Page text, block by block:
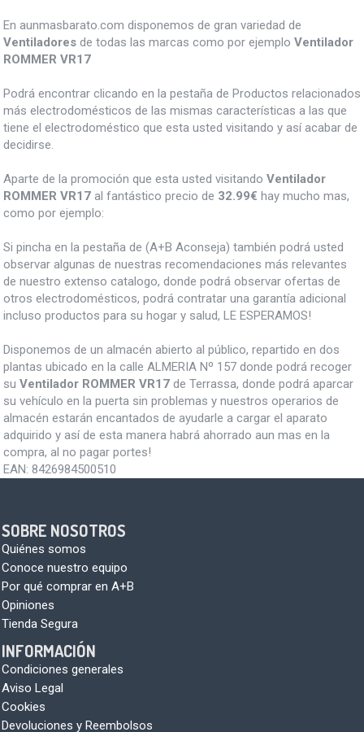
En aunmasbarato.com disponemos de gran variedad de
Ventiladores de todas las marcas como por ejemplo Ventilador
ROMMER VR17
Podrá encontrar clicando en la pestaña de Productos relacionados
más electrodomésticos de las mismas características a las que
tiene el electrodoméstico que esta usted visitando y así acabar de
decidirse.
Aparte de la promoción que esta usted visitando Ventilador
ROMMER VR17 al fantástico precio de 32.99€ hay mucho mas,
como por ejemplo:
Si pincha en la pestaña de (A+B Aconseja) también podrá usted
observar algunas de nuestras recomendaciones más relevantes
de nuestro extenso catalogo, donde podrá observar ofertas de
otros electrodomésticos, podrá contratar una garantía adicional
incluso productos para su hogar y salud, LE ESPERAMOS!
Disponemos de un almacén abierto al público, repartido en dos
plantas ubicado en la calle ALMERIA Nº 157 donde podrá recoger
su Ventilador ROMMER VR17 de Terrassa, donde podrá aparcar
su vehículo en la puerta sin problemas y nuestros operarios de
almacén estarán encantados de ayudarle a cargar el aparato
adquirido y así de esta manera habrá ahorrado aun mas en la
compra, al no pagar portes!
EAN: 8426984500510
SOBRE NOSOTROS
Quiénes somos
Conoce nuestro equipo
Por qué comprar en A+B
Opiniones
Tienda Segura
INFORMACIÓN
Condiciones generales
Aviso Legal
Cookies
Devoluciones y Reembolsos